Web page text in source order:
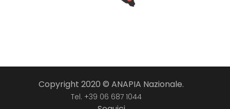
Copyright 2020 © ANAPIA Nazionale.
Tel. +39 06 687 1044